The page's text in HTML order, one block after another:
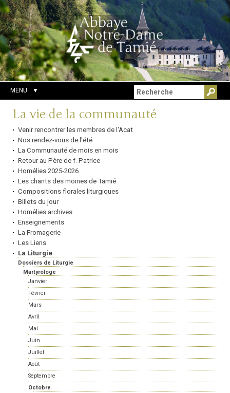
Aller
au
contenu.
|
Aller
à
la
navigation
Outils
personnels
Chercher par
Recherche
avancée…
MENU
Navigation
La vie de la communauté
Venir rencontrer les membres de l'Acat
Nos rendez-vous de l'été
La Communauté de mois en mois
Retour au Père de f. Patrice
Homélies 2025-2026
Les chants des moines de Tamié
Compositions florales liturgiques
Billets du jour
Homélies archives
Enseignements
La Fromagerie
Les Liens
La Liturgie
Dossiers de Liturgie
Martyrologe
Janvier
Février
Mars
Avril
Mai
Juin
Juillet
Août
Septembre
Octobre